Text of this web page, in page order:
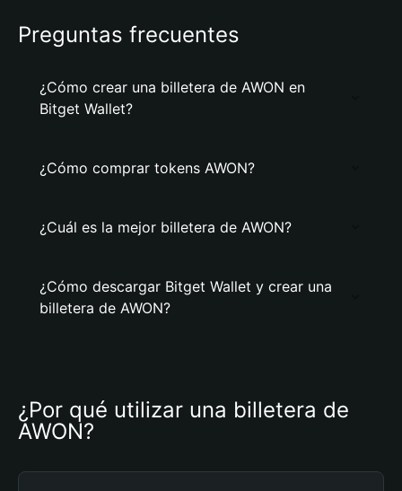
Preguntas frecuentes
¿Cómo crear una billetera de AWON en
Bitget Wallet?
¿Cómo comprar tokens AWON?
¿Cuál es la mejor billetera de AWON?
¿Cómo descargar Bitget Wallet y crear una
billetera de AWON?
¿Por qué utilizar una billetera de
AWON?